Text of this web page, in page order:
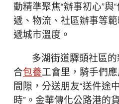
動精準聚焦“辦事初心”與
遞、物流、社區辦事等
遞城市溫度。
多湖街道驛頭社區
合包養工會里，騎手們
間隙，分送朋友“送件途
時”。金華傳化公路港的